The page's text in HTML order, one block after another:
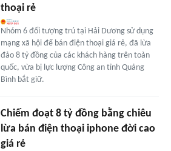
thoại rẻ
Nhóm 6 đối tượng trú tại Hải Dương sử dụng
mạng xã hội để bán điện thoại giá rẻ, đã lừa
đảo 8 tỷ đồng của các khách hàng trên toàn
quốc, vừa bị lực lượng Công an tỉnh Quảng
Bình bắt giữ.
Chiếm đoạt 8 tỷ đồng bằng chiêu
lừa bán điện thoại iphone đời cao
giá rẻ